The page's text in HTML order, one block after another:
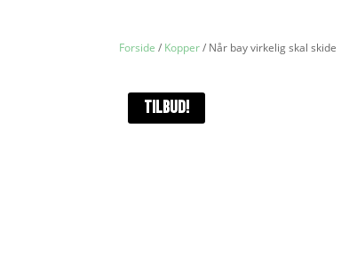
Forside / Kopper/ Når bay virkelig skal skide
TILBUD!